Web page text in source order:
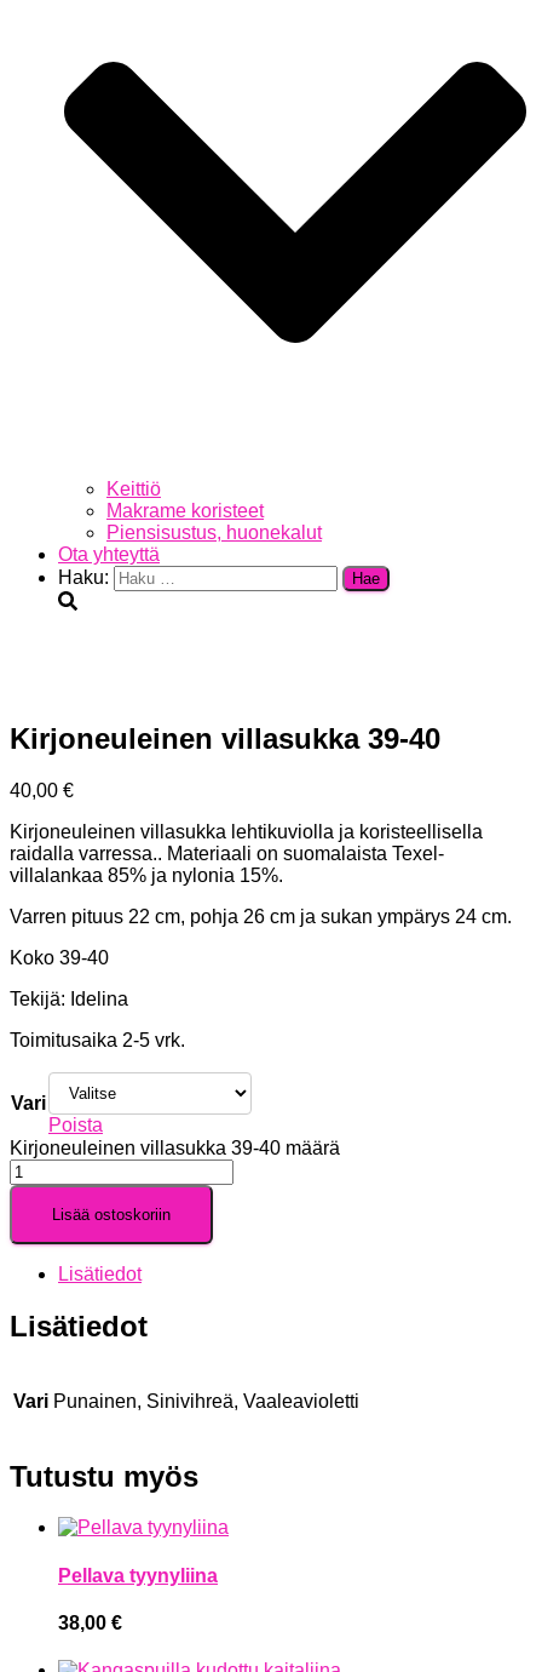
Keittiö
Makrame koristeet
Piensisustus, huonekalut
Ota yhteyttä
Haku:
Kirjoneuleinen villasukka 39-40
40,00 €
Kirjoneuleinen villasukka lehtikuviolla ja koristeellisella
raidalla varressa.. Materiaali on suomalaista Texel-
villalankaa 85% ja nylonia 15%.
Varren pituus 22 cm, pohja 26 cm ja sukan ympärys 24 cm.
Koko 39-40
Tekijä: Idelina
Toimitusaika 2-5 vrk.
Vari
Poista
Kirjoneuleinen villasukka 39-40 määrä
Lisää ostoskoriin
Lisätiedot
Lisätiedot
Vari Punainen, Sinivihreä, Vaaleavioletti
Tutustu myös
Pellava tyynyliina
38,00 €